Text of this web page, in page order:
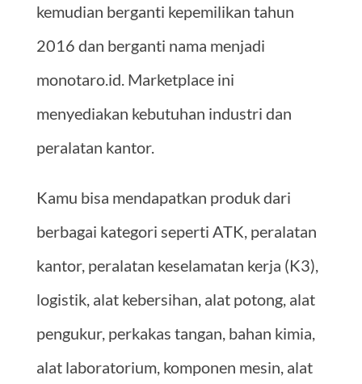
kemudian berganti kepemilikan tahun
2016 dan berganti nama menjadi
monotaro.id. Marketplace ini
menyediakan kebutuhan industri dan
peralatan kantor.
Kamu bisa mendapatkan produk dari
berbagai kategori seperti ATK, peralatan
kantor, peralatan keselamatan kerja (K3),
logistik, alat kebersihan, alat potong, alat
pengukur, perkakas tangan, bahan kimia,
alat laboratorium, komponen mesin, alat